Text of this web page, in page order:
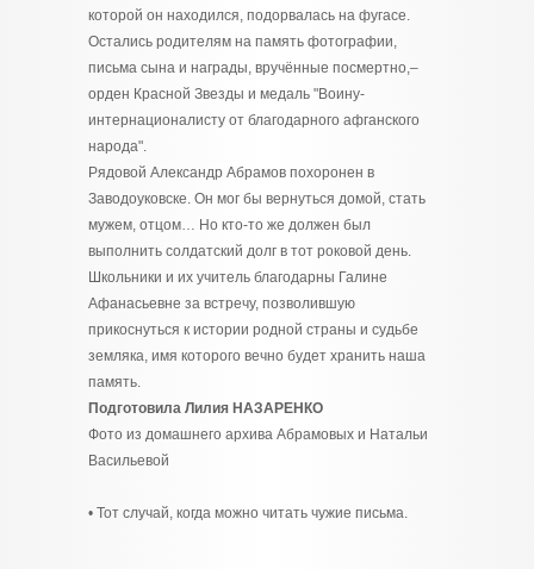
которой он находился, подорвалась на фугасе.
Остались родителям на память фотографии,
письма сына и награды, вручённые посмертно,–
орден Красной Звезды и медаль "Воину-
интернационалисту от благодарного афганского
народа".
Рядовой Александр Абрамов похоронен в
Заводоуковске. Он мог бы вернуться домой, стать
мужем, отцом… Но кто-то же должен был
выполнить солдатский долг в тот роковой день.
Школьники и их учитель благодарны Галине
Афанасьевне за встречу, позволившую
прикоснуться к истории родной страны и судьбе
земляка, имя которого вечно будет хранить наша
память.
Подготовила Лилия НАЗАРЕНКО
Фото из домашнего архива Абрамовых и Натальи
Васильевой
• Тот случай, когда можно читать чужие письма.